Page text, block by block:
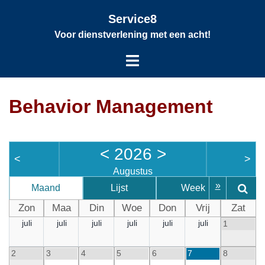
Service8
Voor dienstverlening met een acht!
Behavior Management
< < 2026 >
Augustus
>
»
Maand Lijst Week
Zon Maa Din Woe Don Vrij Zat
juli juli juli juli juli juli 1
2 3 4 5 6 7 8